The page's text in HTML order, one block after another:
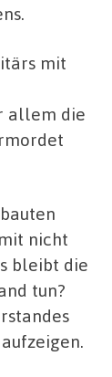
mit
allem die
nicht
bleibt die
tun?